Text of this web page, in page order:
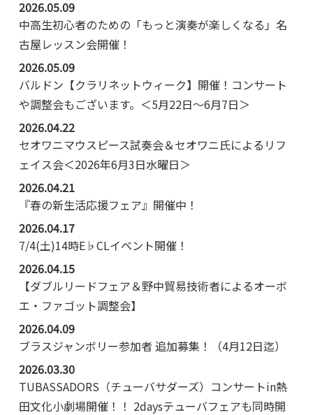
2026.05.09
中高生初心者のための「もっと演奏が楽しくなる」名
古屋レッスン会開催！
2026.05.09
バルドン【クラリネットウィーク】開催！コンサート
や調整会もございます。＜5月22日～6月7日＞
2026.04.22
セオワニマウスピース試奏会＆セオワニ氏によるリフ
ェイス会＜2026年6月3日水曜日＞
2026.04.21
『春の新生活応援フェア』開催中！
2026.04.17
7/4(土)14時E♭CLイベント開催！
2026.04.15
【ダブルリードフェア＆野中貿易技術者によるオーボ
エ・ファゴット調整会】
2026.04.09
ブラスジャンボリー参加者 追加募集！（4月12日迄）
2026.03.30
TUBASSADORS（チューバサダーズ）コンサートin熱
田文化小劇場開催！！ 2daysテューバフェアも同時開